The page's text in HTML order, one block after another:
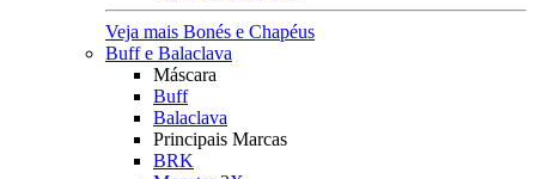
Veja mais Bonés e Chapéus
Buff e Balaclava
Máscara
Buff
Balaclava
Principais Marcas
BRK